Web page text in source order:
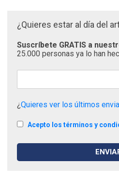
¿Quieres estar al día del
Suscríbete GRATIS a
25.000 personas ya lo han
¿Quieres ver los últimos
Acepto los términos y